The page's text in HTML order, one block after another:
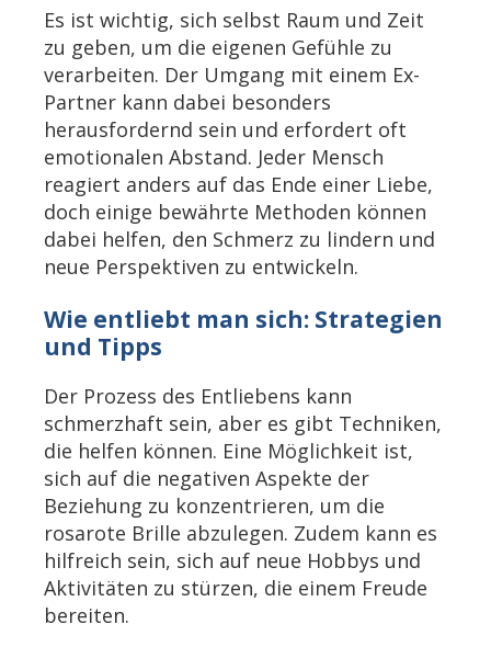
Es ist wichtig, sich selbst Raum und Zeit
zu geben, um die eigenen Gefühle zu
verarbeiten. Der Umgang mit einem Ex-
Partner kann dabei besonders
herausfordernd sein und erfordert oft
emotionalen Abstand. Jeder Mensch
reagiert anders auf das Ende einer Liebe,
doch einige bewährte Methoden können
dabei helfen, den Schmerz zu lindern und
neue Perspektiven zu entwickeln.
Wie entliebt man sich: Strategien
und Tipps
Der Prozess des Entliebens kann
schmerzhaft sein, aber es gibt Techniken,
die helfen können. Eine Möglichkeit ist,
sich auf die negativen Aspekte der
Beziehung zu konzentrieren, um die
rosarote Brille abzulegen. Zudem kann es
hilfreich sein, sich auf neue Hobbys und
Aktivitäten zu stürzen, die einem Freude
bereiten.